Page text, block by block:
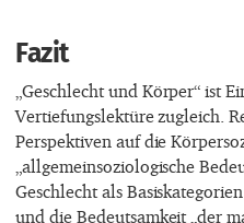
Fazit
„Geschlecht und Körper“ ist
Vertiefungslektüre zugleich.
Perspektiven auf die
„allgemeinsoziologische
Geschlecht als
und die Bedeutsamkeit „der